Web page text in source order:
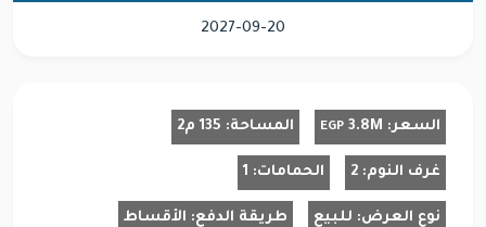
2027-09-20
السعر: 3.8M
EGP المساحة: 135 م2
غرف النوم: 2 الحمامات: 1
نوع العرض: للبيع طريقة الدفع: الأقساط